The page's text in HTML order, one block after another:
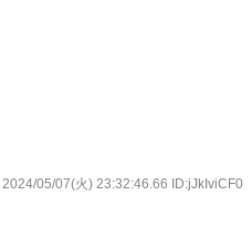
2024/05/07(火) 23:32:46.66 ID:jJkIviCF0